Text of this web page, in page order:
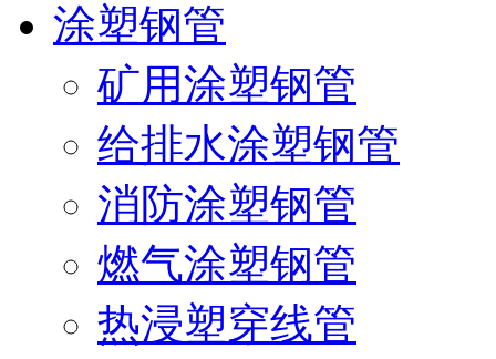
涂塑钢管
矿用涂塑钢管
给排水涂塑钢管
消防涂塑钢管
燃气涂塑钢管
热浸塑穿线管